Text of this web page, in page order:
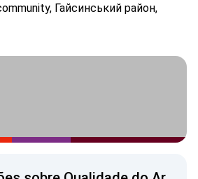
Гайсинський район,